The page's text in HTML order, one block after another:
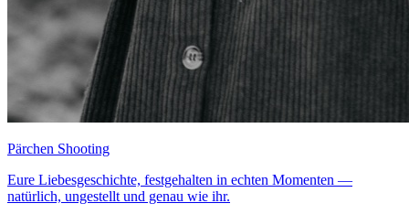
Pärchen Shooting
Eure Liebesgeschichte, festgehalten in echten Momenten —
natürlich, ungestellt und genau wie ihr.